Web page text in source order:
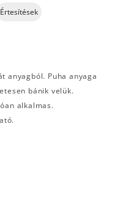
Értesítések
anyagból. Puha anyaga
bánik velük.
alkalmas.